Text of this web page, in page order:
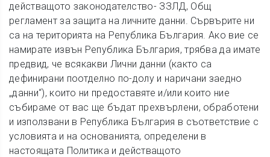
действащото законодателство- ЗЗЛД, Общ
регламент за защита на личните данни. Сървърите ни
са на територията на Република България. Ако вие се
намирате извън Република България, трябва да имате
предвид, че всякакви Лични данни (както са
дефинирани поотделно по-долу и наричани заедно
„данни“), които ни предоставяте и/или които ние
събираме от вас ще бъдат прехвърлени, обработени
и използвани в Република България в съответствие с
условията и на основанията, определени в
настоящата Политика и действащото